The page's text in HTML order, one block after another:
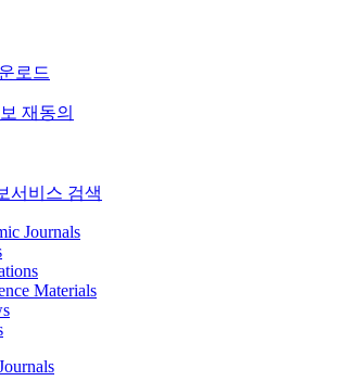
로드
재동의
서비스 검색
Journals
Materials